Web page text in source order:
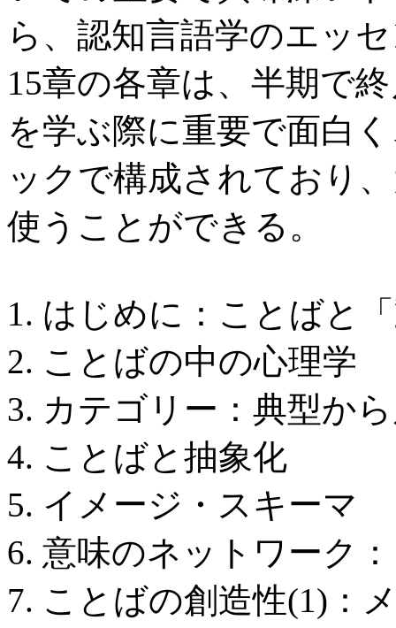
ら、認知言語学のエッ
15章の各章は、半期で
を学ぶ際に重要で面白
ックで構成されており
使うことができる。
1. はじめに：ことばと
2. ことばの中の心理学
3. カテゴリー：典型か
4. ことばと抽象化
5. イメージ・スキーマ
6. 意味のネットワーク
7. ことばの創造性(1)：